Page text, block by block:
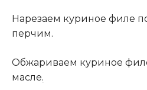
Нарезаем куриное филе
перчим.
Обжариваем куриное
масле.